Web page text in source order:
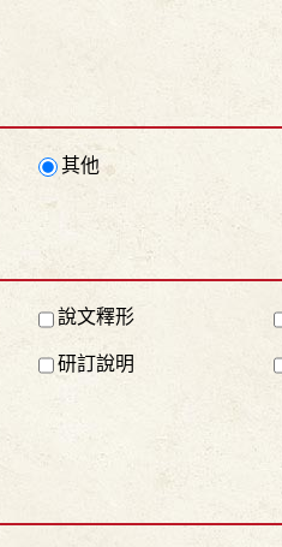
其他
說文釋形
研訂說明